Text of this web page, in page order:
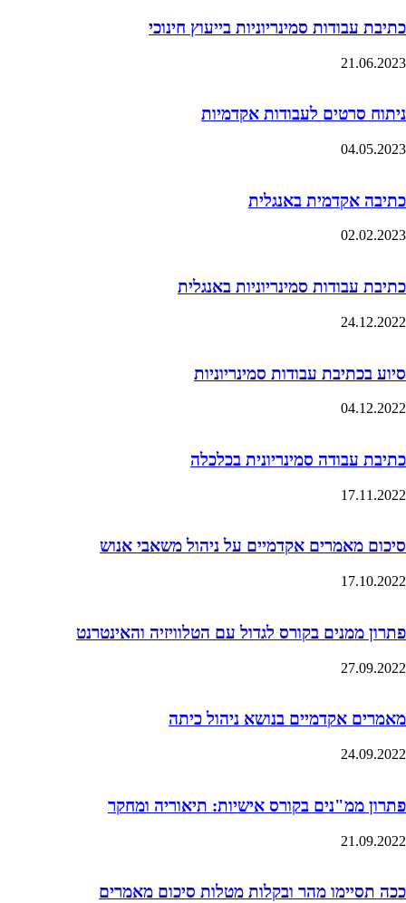
כתיבת עבודות סמינריוניות בייעוץ חינוכי
21.06.2023
ניתוח סרטים לעבודות אקדמיות
04.05.2023
כתיבה אקדמית באנגלית
02.02.2023
כתיבת עבודות סמינריוניות באנגלית
24.12.2022
סיוע בכתיבת עבודות סמינריוניות
04.12.2022
כתיבת עבודה סמינריונית בכלכלה
17.11.2022
סיכום מאמרים אקדמיים על ניהול משאבי אנוש
17.10.2022
פתרון ממנים בקורס לגדול עם הטלוויזיה והאינטרנט
27.09.2022
מאמרים אקדמיים בנושא ניהול כיתה
24.09.2022
פתרון ממ"נים בקורס אישיות: תיאוריה ומחקר
21.09.2022
ככה תסיימו מהר ובקלות מטלות סיכום מאמרים